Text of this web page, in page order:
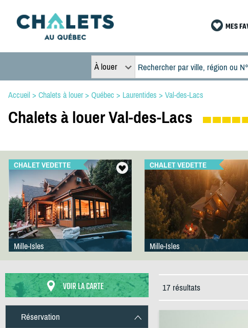
MES
À louer
Accueil > Chalets à louer> Québec > Laurentides > Val-des-Lacs
Chalets à louer Val-des-Lacs
CHALET VEDETTE
Mille-Isles
CHALET VEDETTE
Mille-Isles
VOIR LA CARTE
Réservation
17 résultats